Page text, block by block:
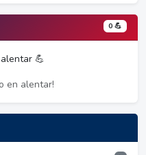
0 💪
💪
en alentar!